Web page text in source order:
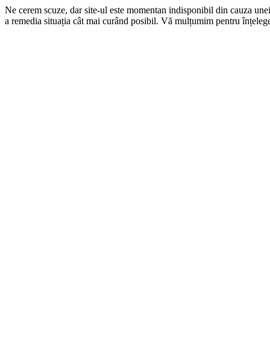
Ne cerem scuze, dar site-ul este momentan indisponibil din cauza
a remedia situația cât mai curând posibil. Vă mulțumim pentru